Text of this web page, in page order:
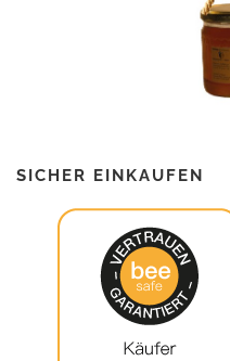
SICHER EINKAUFEN